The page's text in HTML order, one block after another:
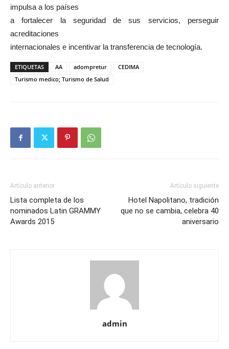
impulsa a los países
a fortalecer la seguridad de sus servicios, perseguir
acreditaciones
internacionales e incentivar la transferencia de tecnología.
ETIQUETAS AA adompretur
CEDIMA
Turismo medico; Turismo de Salud
Artículo anterior
Lista completa de los
nominados Latin GRAMMY
Awards 2015
Artículo siguiente
Hotel Napolitano, tradición
que no se cambia, celebra 40
aniversario
admin